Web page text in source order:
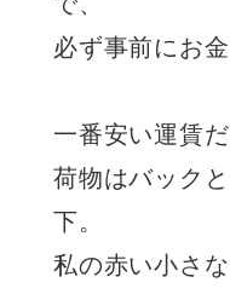
必ず事前にお
一番安い運賃だ
荷物はバック
下。
私の赤い小さ